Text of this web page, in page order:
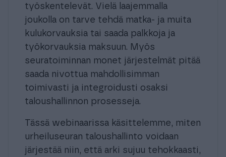
työskentelevät. Vielä laajemmalla
joukolla on tarve tehdä matka- ja muita
kulukorvauksia tai saada palkkoja ja
työkorvauksia maksuun. Myös
seuratoiminnan monet järjestelmät pitää
saada nivottua mahdollisimman
toimivasti ja integroidusti osaksi
taloushallinnon prosesseja.
Tässä webinaarissa käsittelemme, miten
urheiluseuran taloushallinto voidaan
järjestää niin, että arki sujuu tehokkaasti,